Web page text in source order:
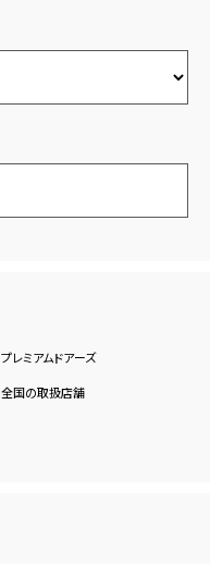
プレミアムドアーズ
全国の取扱店舗